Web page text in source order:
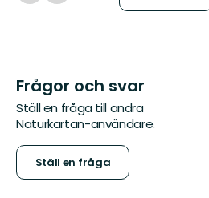
Frågor och svar
Ställ en fråga till andra
Naturkartan-användare.
Ställ en fråga